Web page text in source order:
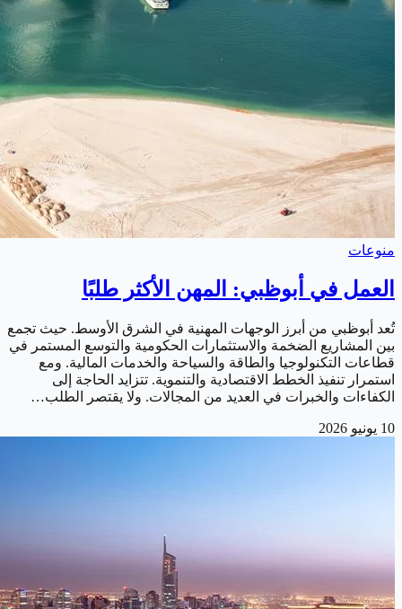
منوعات
العمل في أبوظبي: المهن الأكثر طلبًا
تُعد أبوظبي من أبرز الوجهات المهنية في الشرق الأوسط. حيث تجمع
بين المشاريع الضخمة والاستثمارات الحكومية والتوسع المستمر في
قطاعات التكنولوجيا والطاقة والسياحة والخدمات المالية. ومع
استمرار تنفيذ الخطط الاقتصادية والتنموية. تتزايد الحاجة إلى
الكفاءات والخبرات في العديد من المجالات. ولا يقتصر الطلب…
10 يونيو 2026